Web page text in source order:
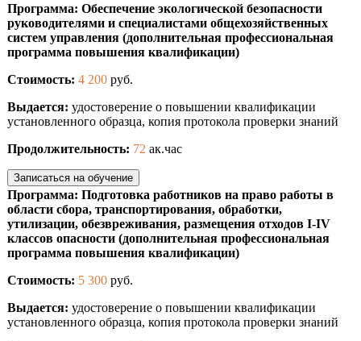
Программа: Обеспечение экологической безопасности
руководителями и специалистами общехозяйственных
систем управления (дополнительная профессиональная
программа повышения квалификации)
Стоимость: 4 200 руб.
Выдается: удостоверение о повышении квалификации
установленного образца, копия протокола проверки знаний
Продолжительность: 72 ак.час
Записаться на обучение
Программа: Подготовка работников на право работы в
области сбора, транспортирования, обработки,
утилизации, обезвреживания, размещения отходов I-IV
классов опасности (дополнительная профессиональная
программа повышения квалификации)
Стоимость: 5 300 руб.
Выдается: удостоверение о повышении квалификации
установленного образца, копия протокола проверки знаний